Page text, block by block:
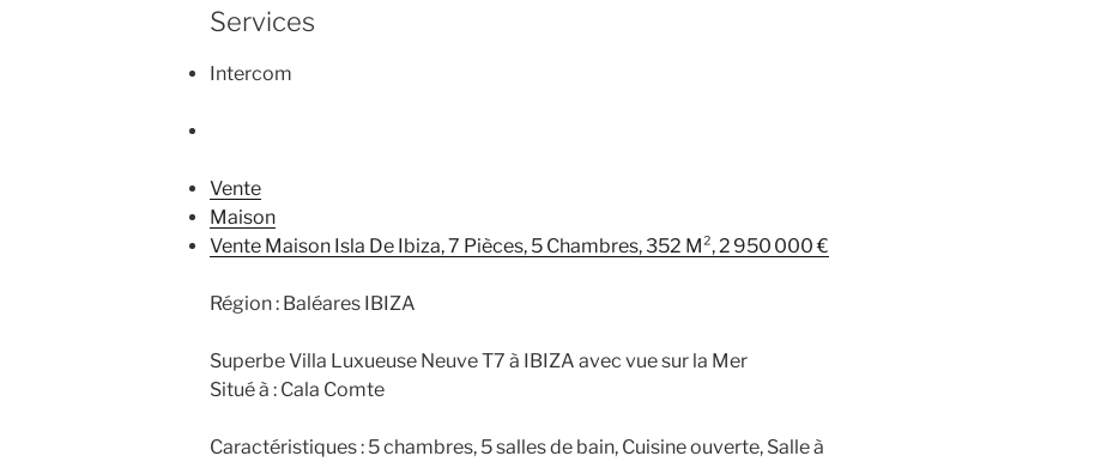
Services
Intercom
Vente
Maison
Vente Maison Isla De Ibiza, 7 Pièces, 5 Chambres, 352 M², 2 950 000 €
Région : Baléares IBIZA
Superbe Villa Luxueuse Neuve T7 à IBIZA avec vue sur la Mer
Situé à : Cala Comte
Caractéristiques : 5 chambres, 5 salles de bain, Cuisine ouverte, Salle à